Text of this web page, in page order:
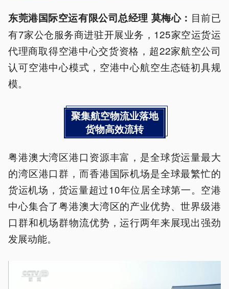
东莞港国际空运有限公司总经理 莫梅心： 目前已
有7家公仓服务商进驻开展业务，125家空运货运
代理商取得空港中心交货资格，超22家航空公司
认可空港中心模式，空港中心航空生态链初具规
模。
聚集航空物流业落地
货物高效流转
粤港澳大湾区港口资源丰富，是全球货运量最大
的湾区港口群，而香港国际机场是全球最繁忙的
货运机场，货运量超过10年位居全球第一。空港
中心集合了粤港澳大湾区的产业优势、世界级港
口群和机场群物流优势，运行两年来展现出强劲
发展动能。